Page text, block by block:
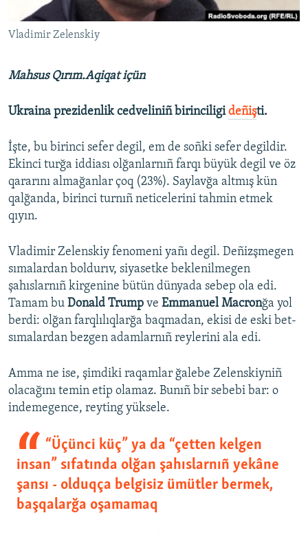
Русский
RFE/RS bütün saytları
Vladimir Zelenskiy
Mahsus Qırım.Aqiqat içün
Ukraina prezidenlik cedveliniñ birinciligideñişti.
İşte, bu birinci sefer degil, em de soñki sefer degildir.
Ekinci turğa iddiası olğanlarnıñ farqı büyük degil ve öz
qararını almağanlar çoq (23%). Saylavğa altmış kün
qalğanda, birinci turnıñ neticelerini tahmin etmek
qıyın.
Vladimir Zelenskiy fenomeni yañı degil. Deñizşmegen
sımalardan boldurıv, siyasetke beklenilmegen
şahıslarnıñ kirgenine bütün dünyada sebep ola edi.
Tamam bu Donald Trump ve Emmanuel Macronğa yol
berdi: olğan farqlılıqlarğa baqmadan, ekisi de eski bet-
sımalardan bezgen adamlarnıñ reylerini ala edi.
Amma ne ise, şimdiki raqamlar ğalebe Zelenskiyniñ
olacağını temin etip olamaz. Bunıñ bir sebebi bar: o
indemegence, reyting yüksele.
“Üçünci küç” ya da “çetten kelgen
insan” sıfatında olğan şahıslarnıñ yekâne
şansı - olduqça belgisiz ümütler bermek,
başqalarğa oşamamaq